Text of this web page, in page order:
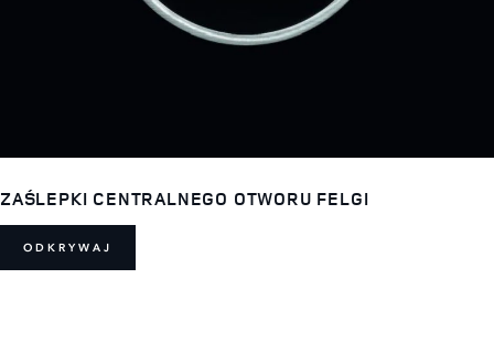
ZAŚLEPKI CENTRALNEGO OTWORU FELGI
ODKRYWAJ